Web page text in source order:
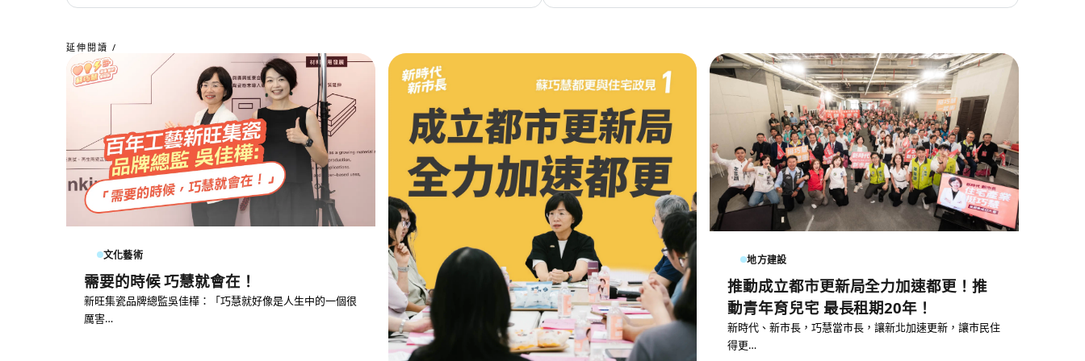
延伸閱讀 /
文化藝術
需要的時候 巧慧就會在！
新旺集瓷品牌總監吳佳樺：「巧慧就好像是人生中的一個很
厲害…
地方建設
推動成立都市更新局全力加速都更！推
動青年育兒宅 最長租期20年！
新時代、新市長，巧慧當市長，讓新北加速更新，讓市民住
得更…